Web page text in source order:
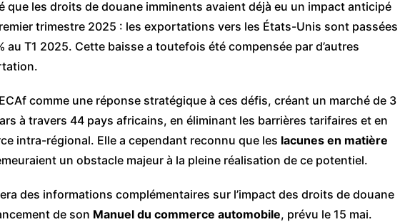
que les droits de douane imminents avaient déjà eu un impact anticipé
trimestre 2025 : les exportations vers les États-Unis sont passées
au T1 2025. Cette baisse a toutefois été compensée par d’autres
comme une réponse stratégique à ces défis, créant un marché de 3
à travers 44 pays africains, en éliminant les barrières tarifaires et en
intra-régional. Elle a cependant reconnu que les lacunes en matière
un obstacle majeur à la pleine réalisation de ce potentiel.
des informations complémentaires sur l’impact des droits de douane
de son Manuel du commerce automobile, prévu le 15 mai.